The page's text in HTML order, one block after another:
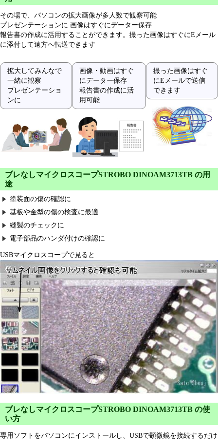
その場で、パソコンの拡大画像が多人数で観察可能
プレゼンテーションに 画像はすぐにデーター保存
報告書の作成に活用することができます。撮った画像はすぐにEメール
に添付して遠方へ転送できます
拡大してみんなで
一緒に観察
プレゼンテーショ
ンに
画像・動画はすぐ
にデーター保存
報告書の作成に活
用可能
撮った画像はすぐ
にEメールで送信
できます
ブレなしマイクロスコープSTROBO DINOAM3713TB の用
途
塗装面の傷の確認に
基板や金型の傷の検査に最適
縫製のチェックに
電子部品のハンダ付けの確認に
USBマイクロスコープで見ると
ブレなしマイクロスコープSTROBO DINOAM3713TB の使
い方
専用ソフトをパソコンにインストールし、USBで顕微鏡を接続するだけ